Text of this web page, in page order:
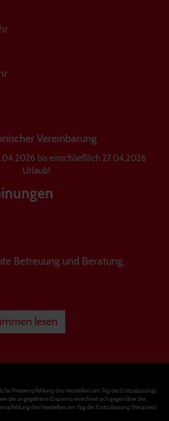
Vereinbarung
bis einschließlich 27.04.2026
Urlaub!
Betreuung und Beratung.
lesen
Preisempfehlung des Herstellers am Tag der Erstzulassung).
die angegebene Ersparnis errechnet sich gegenüber der
des Herstellers am Tag der Erstzulassung (Neupreis).